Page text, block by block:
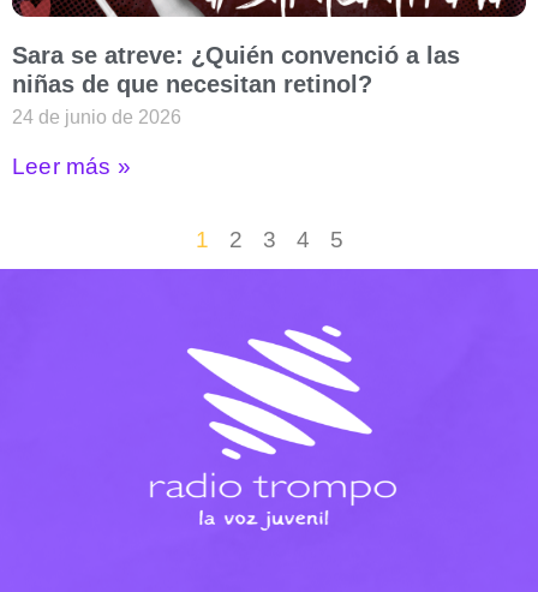
Sara se atreve: ¿Quién convenció a las
niñas de que necesitan retinol?
24 de junio de 2026
Leer más »
1 2 3 4 5